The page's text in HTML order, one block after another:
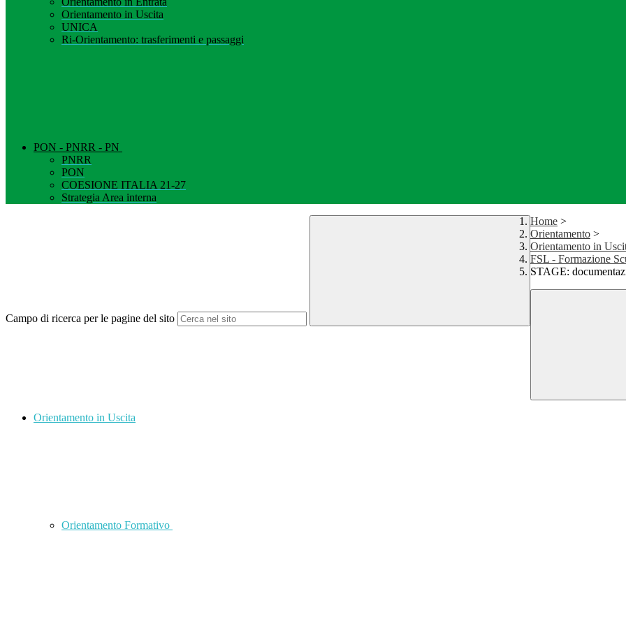
Orientamento in Uscita
UNICA
Ri-Orientamento: trasferimenti e passaggi
PON - PNRR - PN
PNRR
PON
COESIONE ITALIA 21-27
Strategia Area interna
Campo di ricerca per le pagine del sito
Home >
Orientamento >
Orientamento in
FSL - Formazione
STAGE:
Orientamento in Uscita
Orientamento Formativo